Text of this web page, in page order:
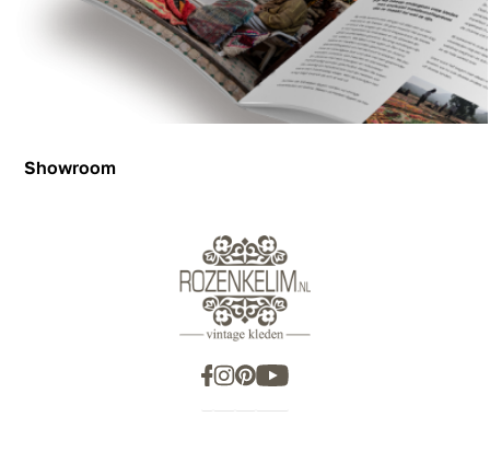
Showroom